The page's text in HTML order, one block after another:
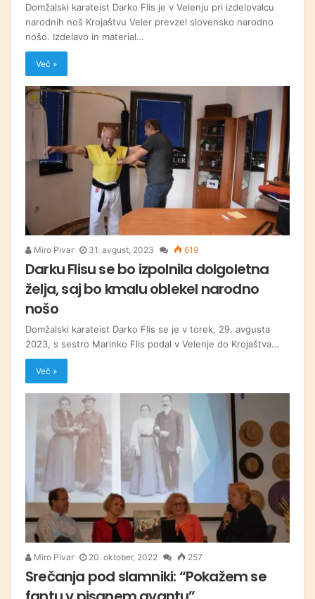
Domžalski karateist Darko Flis je v Velenju pri izdelovalcu
narodnih noš Krojaštvu Veler prevzel slovensko narodno
nošo. Izdelavo in material…
Več »
Miro Pivar 31. avgust, 2023 619
Darku Flisu se bo izpolnila dolgoletna
želja, saj bo kmalu oblekel narodno
nošo
Domžalski karateist Darko Flis se je v torek, 29. avgusta
2023, s sestro Marinko Flis podal v Velenje do Krojaštva…
Več »
Miro Pivar 20. oktober, 2022 257
Srečanja pod slamniki: “Pokažem se